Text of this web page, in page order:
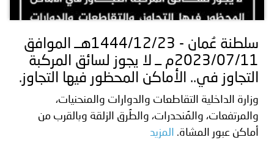
سلطنة عُمان - 1444/12/23هــ الموافق
2023/07/11م ــ لا يجوز لسائق المركبة
التجاوز في.. الأماكن المحظور فيها التجاوز.
وزارة الداخلية التقاطعات والدوارات والمنحنيات،
والمرتفعات، والمُنحدرات، والطُرق الزلقة وبالقرب من
أماكن عبور المشاة.
المزيد